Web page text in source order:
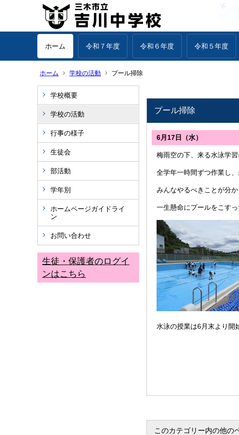
ホーム 令和７年度 令和６年度 令和５年度
ホーム 学校の活動 プール掃除
学校概要
学校の活動
行事の様子
生徒会
部活動
学年別
ホームページガイドライ
ン
お問い合わせ
生徒・保護者のログイ
ンはこちら
プール掃除
6月17日（水）
梅雨空の下、来る水泳学
全学年一時間ずつ作業し
みんなやるべきことが分
一生懸命にプールをこす
水泳の授業は6月末より開
このカテゴリー内の他の